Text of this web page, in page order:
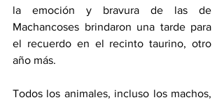
la emoción y bravura de las de
Machancoses brindaron una tarde para
el recuerdo en el recinto taurino, otro
año más.
Todos los animales, incluso los machos,